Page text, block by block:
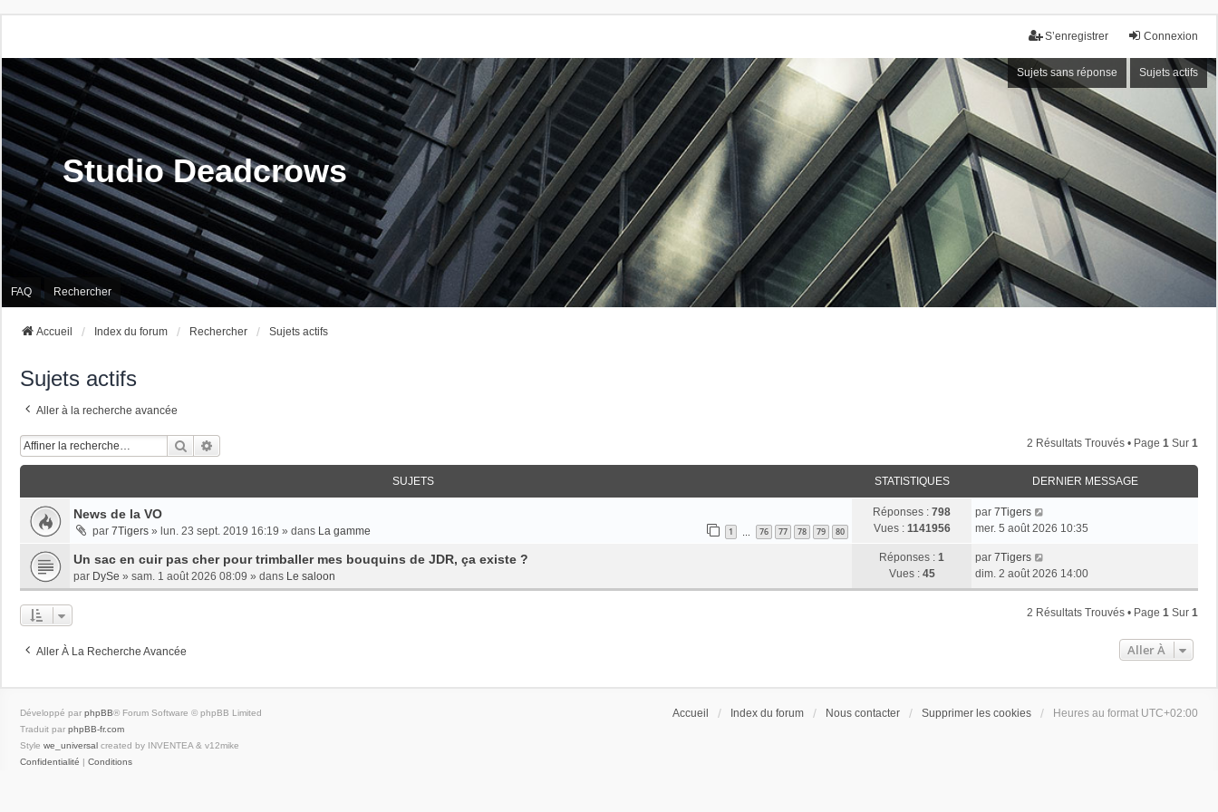
Connexion
S’enregistrer
Sujets sans réponse Sujets actifs
Studio Deadcrows
FAQ Rechercher
Accueil Index du forum Rechercher Sujets actifs
Sujets actifs
Aller à la recherche avancée
Rechercher 2 Résultats Trouvés • Page 1 Sur 1
SUJETS STATISTIQUES DERNIER MESSAGE
News de la VO
par 7Tigers » lun. 23 sept. 2019 16:19 » dans La gamme 1 76 77 78 79 80
Réponses : 798
Vues : 1141956
par 7Tigers
mer. 5 août 2026 10:35
Un sac en cuir pas cher pour trimballer mes bouquins de JDR, ça existe ?
par DySe » sam. 1 août 2026 08:09 » dans Le saloon
Réponses : 1
Vues : 45
par 7Tigers
dim. 2 août 2026 14:00
2 Résultats Trouvés • Page 1 Sur 1
Aller À La Recherche Avancée Aller À
Accueil Index du forum Nous contacter Supprimer les cookies Heures au format UTC+02:00
Développé par phpBB® Forum Software © phpBB Limited
Traduit par phpBB-fr.com
Style we_universal created by INVENTEA & v12mike
Confidentialité | Conditions